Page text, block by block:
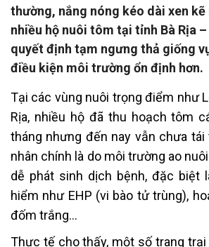
thường, nắng nóng kéo dài xen
nhiều hộ nuôi tôm tại tỉnh Bà Rịa
quyết định tạm ngưng thả giống
điều kiện môi trường ổn định hơn.
Tại các vùng nuôi trọng điểm như
Rịa, nhiều hộ đã thu hoạch tôm
tháng nhưng đến nay vẫn chưa tái
nhân chính là do môi trường ao
dễ phát sinh dịch bệnh, đặc biệt
hiểm như EHP (vi bào tử trùng),
đốm trắng…
Thực tế cho thấy, một số trang